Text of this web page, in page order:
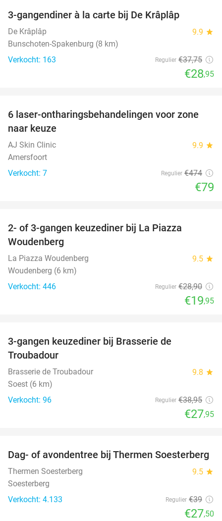
3-gangendiner à la carte bij De Krâplâp
De Krâplâp 9.9 star
Bunschoten-Spakenburg (8 km)
Verkocht: 163
Regulier €37,75
€28,95
83%
6 laser-ontharingsbehandelingen voor zone
naar keuze
AJ Skin Clinic 9.9 star
Amersfoort
Verkocht: 7
Regulier €474
€79
2- of 3-gangen keuzediner bij La Piazza
Woudenberg
La Piazza Woudenberg 9.5 star
Woudenberg (6 km)
Verkocht: 446
Regulier €28,90
€19,95
3-gangen keuzediner bij Brasserie de
Troubadour
Brasserie de Troubadour 9.8 star
Soest (6 km)
Verkocht: 96
Regulier €38,95
€27,95
29%
Dag- of avondentree bij Thermen Soesterberg
Thermen Soesterberg 9.5 star
Soesterberg
Verkocht: 4.133
Regulier €39
€27,50